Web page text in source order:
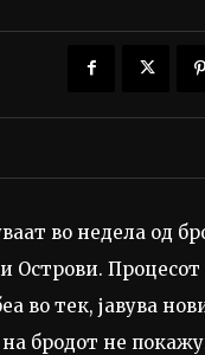
во недела од
Процесот
во тек, јавува
бродот не